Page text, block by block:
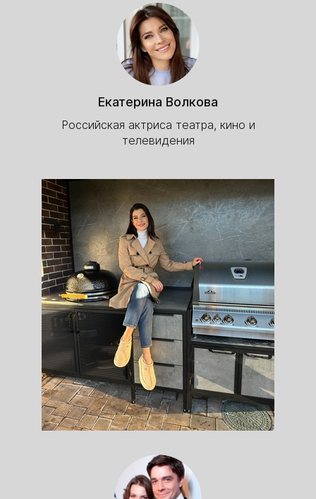
Екатерина Волкова
Российская актриса театра, кино и
телевидения